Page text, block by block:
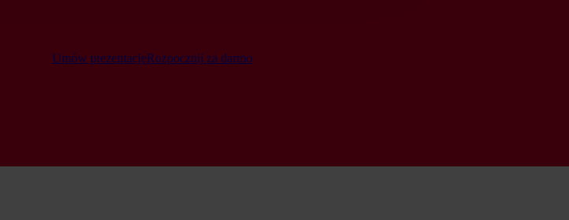
Umów prezentacjęRozpocznij za darmo